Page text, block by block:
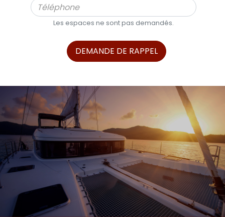
Les espaces ne sont pas demandés.
DEMANDE DE RAPPEL
ALPHA BOATS, L’EXPERT DES BATEAUX
D’OCCASION ET NEUF AVEC SES MARQUES
DE MOODY ET MILLIKAN…